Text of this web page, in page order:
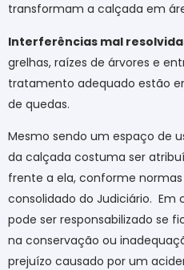
transformam a calçada em
Interferências mal
grelhas, raízes de árvores e
tratamento adequado estão
de quedas.
Mesmo sendo um espaço de
da calçada costuma ser
frente a ela, conforme
consolidado do Judiciário. Em
pode ser responsabilizado se
na conservação ou
prejuízo causado por um